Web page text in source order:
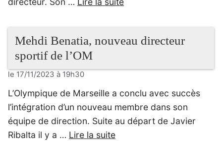
Mehdi Benatia, nouveau directeur
sportif de l’OM
le 17/11/2023 à 19h30
L’Olympique de Marseille a conclu avec succès
l’intégration d’un nouveau membre dans son
équipe de direction. Suite au départ de Javier
Ribalta il y a … Lire la suite